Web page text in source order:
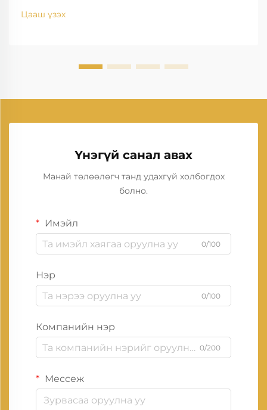
Цааш үзэх
Үнэгүй санал авах
Манай төлөөлөгч танд удахгүй холбогдох
болно.
Имэйл
0/100
Нэр
0/100
Компанийн нэр
0/200
Мессеж